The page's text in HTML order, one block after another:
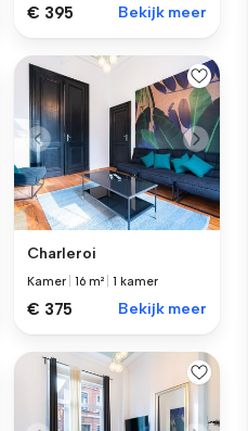
€ 395 Bekijk meer
Charleroi
Kamer |16 m² |1 kamer
€ 375 Bekijk meer